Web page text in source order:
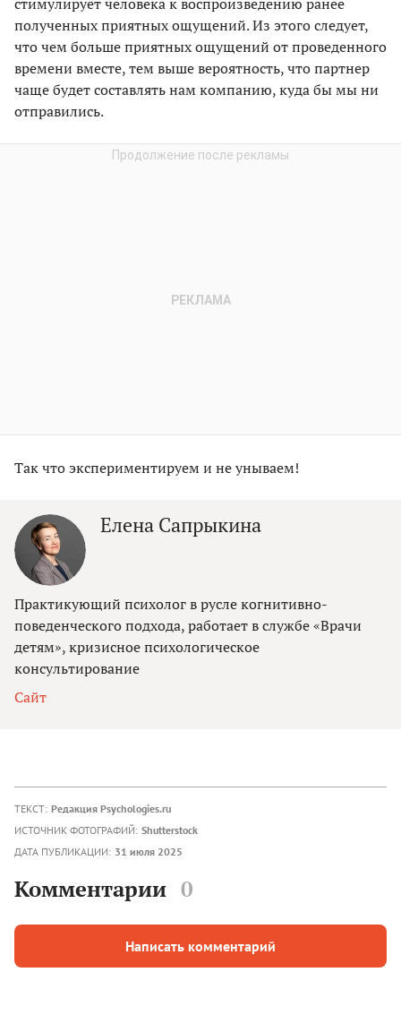
стимулирует человека к воспроизведению ранее
полученных приятных ощущений. Из этого следует,
что чем больше приятных ощущений от проведенного
времени вместе, тем выше вероятность, что партнер
чаще будет составлять нам компанию, куда бы мы ни
отправились.
Так что экспериментируем и не унываем!
Елена Сапрыкина
Практикующий психолог в русле когнитивно-
поведенческого подхода, работает в службе «Врачи
детям», кризисное психологическое
консультирование
Сайт
ТЕКСТ: Редакция Psychologies.ru
ИСТОЧНИК ФОТОГРАФИЙ: Shutterstock
ДАТА ПУБЛИКАЦИИ: 31 июля 2025
Комментарии 0
Написать комментарий